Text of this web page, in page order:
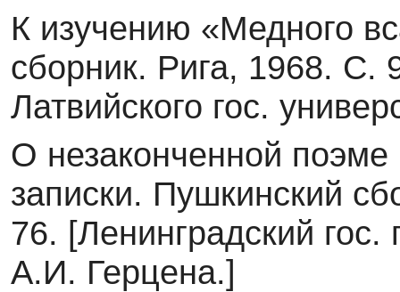
К изучению «Медного
сборник. Рига, 1968. С.
Латвийского гос.
О незаконченной
записки. Пушкинский
76. [Ленинградский гос.
А.И. Герцена.]